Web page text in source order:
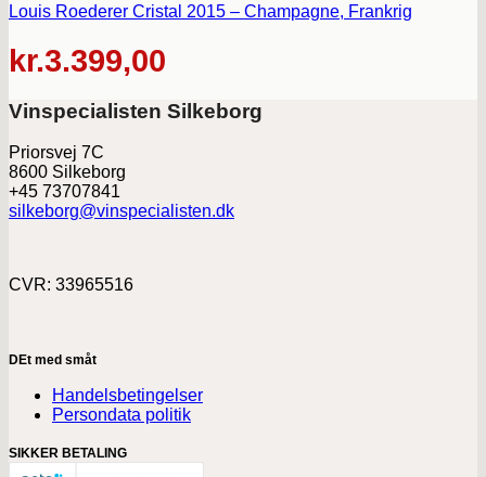
Louis Roederer Cristal 2015 – Champagne, Frankrig
kr.3.399,00
Vinspecialisten Silkeborg
Priorsvej 7C
8600 Silkeborg
+45 73707841
silkeborg@vinspecialisten.dk
CVR: 33965516
DEt med småt
Handelsbetingelser
Persondata politik
SIKKER BETALING